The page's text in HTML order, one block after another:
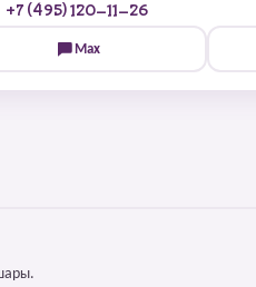
+7 (495) 120-11-26
Max